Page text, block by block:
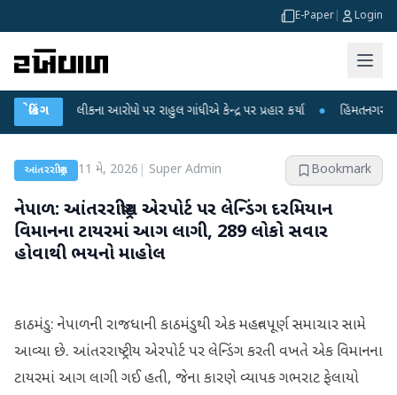
E-Paper Login
બ્રેકિંગ
લીકના આરોપો પર રાહુલ ગાંધીએ કેન્દ્ર પર પ્રહાર કર્યા ● હિંમતનગરમાં રહસ્યમય
આંતરરાષ્ટ્રીય 11 મે, 2026 Super Admin Bookmark
નેપાળ: આંતરરાષ્ટ્રીય એરપોર્ટ પર લેન્ડિંગ દરમિયાન
વિમાનના ટાયરમાં આગ લાગી, 289 લોકો સવાર
હોવાથી ભયનો માહોલ
કાઠમંડુ: નેપાળની રાજધાની કાઠમંડુથી એક મહત્વપૂર્ણ સમાચાર સામે
આવ્યા છે. આંતરરાષ્ટ્રીય એરપોર્ટ પર લેન્ડિંગ કરતી વખતે એક વિમાનના
ટાયરમાં આગ લાગી ગઈ હતી, જેના કારણે વ્યાપક ગભરાટ ફેલાયો